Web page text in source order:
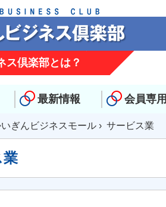
ス倶楽部とは？
最新情報 会員専用
ぎんビジネスモール › サービス業
業